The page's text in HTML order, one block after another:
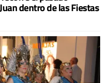
dentro de las Fiestas